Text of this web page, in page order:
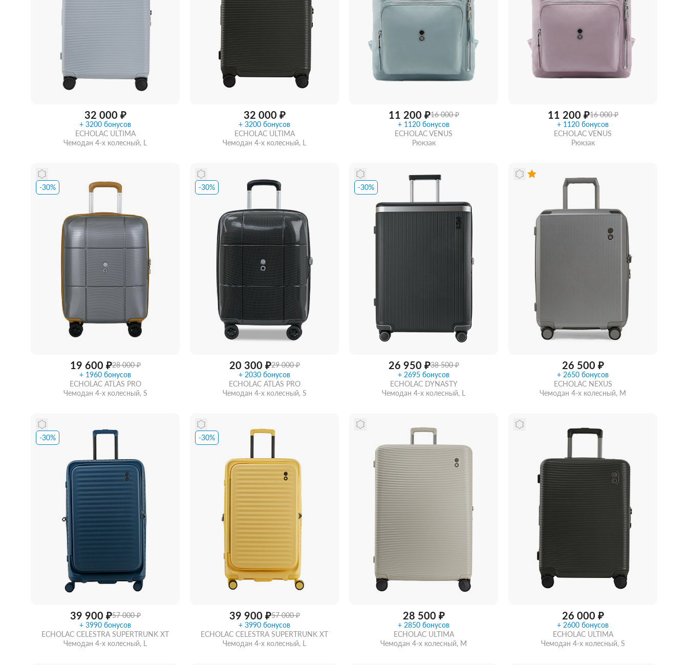
Купить подарочную карту
Женские зонты Doppler
Подарочная карта
Купить подарочную карту
32 000 ₽
+ 3200 бонусов
ECHOLAC ULTIMA
Чемодан 4-х колесный, L
Купить в 1 клик
32 000 ₽
+ 3200 бонусов
ECHOLAC ULTIMA
Чемодан 4-х колесный, L
11 200 ₽16 000 ₽
+ 1120 бонусов
ECHOLAC VENUS
Рюкзак
Забрать из магазина
11 200 ₽16 000 ₽
+ 1120 бонусов
ECHOLAC VENUS
Рюкзак
Купить в 1 клик
-30%
19 600 ₽28 000 ₽
+ 1960 бонусов
ECHOLAC ATLAS PRO
Чемодан 4-х колесный, S
Купить в 1 клик
-30%
20 300 ₽29 000 ₽
+ 2030 бонусов
ECHOLAC ATLAS PRO
Чемодан 4-х колесный, S
-30%
26 950 ₽38 500 ₽
+ 2695 бонусов
ECHOLAC DYNASTY
Чемодан 4-х колесный, L
Забрать из магазинасо скидкой
26 500 ₽
+ 2650 бонусов
ECHOLAC NEXUS
Чемодан 4-х колесный, M
со скидкой
-30%
39 900 ₽57 000 ₽
+ 3990 бонусов
ECHOLAC CELESTRA SUPERTRUNK XT
Чемодан 4-х колесный, L
-30%
39 900 ₽57 000 ₽
+ 3990 бонусов
ECHOLAC CELESTRA SUPERTRUNK XT
Чемодан 4-х колесный, L
28 500 ₽
+ 2850 бонусов
ECHOLAC ULTIMA
Чемодан 4-х колесный, M
26 000 ₽
+ 2600 бонусов
ECHOLAC ULTIMA
Чемодан 4-х колесный, S